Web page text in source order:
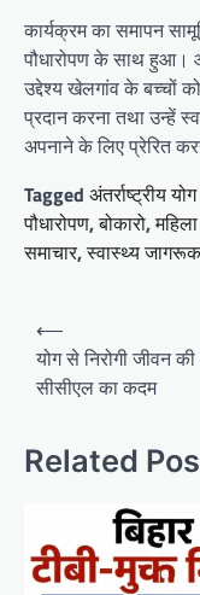
कार्यक्रम का समापन
पौधारोपण के साथ हुआ।
उद्देश्य खेलगांव के बच्चों
प्रदान करना तथा उन्हें
अपनाने के लिए प्रेरित
Tagged अंतर्राष्ट्रीय
पौधारोपण,बोकारो,
समाचार,स्वास्थ्य
Post
navigation
⟵
योग से निरोगी जीवन
सीसीएल का कदम
Related